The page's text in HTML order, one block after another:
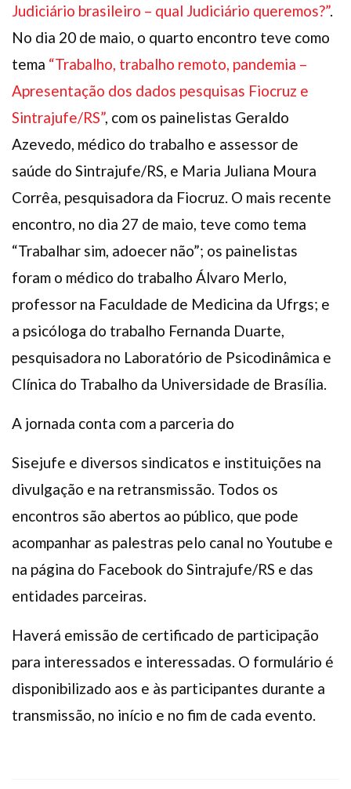
Judiciário brasileiro – qual Judiciário queremos?”.
No dia 20 de maio, o quarto encontro teve como
tema “Trabalho, trabalho remoto, pandemia –
Apresentação dos dados pesquisas Fiocruz e
Sintrajufe/RS”, com os painelistas Geraldo
Azevedo, médico do trabalho e assessor de
saúde do Sintrajufe/RS, e Maria Juliana Moura
Corrêa, pesquisadora da Fiocruz. O mais recente
encontro, no dia 27 de maio, teve como tema
“Trabalhar sim, adoecer não”; os painelistas
foram o médico do trabalho Álvaro Merlo,
professor na Faculdade de Medicina da Ufrgs; e
a psicóloga do trabalho Fernanda Duarte,
pesquisadora no Laboratório de Psicodinâmica e
Clínica do Trabalho da Universidade de Brasília.
A jornada conta com a parceria do
Sisejufe e diversos sindicatos e instituições na
divulgação e na retransmissão. Todos os
encontros são abertos ao público, que pode
acompanhar as palestras pelo canal no Youtube e
na página do Facebook do Sintrajufe/RS e das
entidades parceiras.
Haverá emissão de certificado de participação
para interessados e interessadas. O formulário é
disponibilizado aos e às participantes durante a
transmissão, no início e no fim de cada evento.